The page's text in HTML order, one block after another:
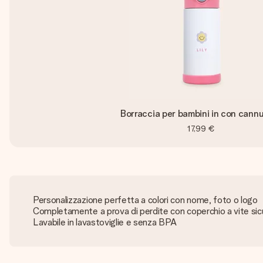
Borraccia per bambini in con
17,99 €
Personalizzazione perfetta a colori con nome, foto o logo
Completamente a prova di perdite con coperchio a vite
Lavabile in lavastoviglie e senza BPA